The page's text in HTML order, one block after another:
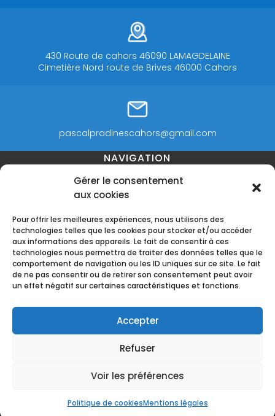
Gérer le consentement
aux cookies
Pour offrir les meilleures expériences, nous utilisons des
technologies telles que les cookies pour stocker et/ou accéder
aux informations des appareils. Le fait de consentir à ces
technologies nous permettra de traiter des données telles que le
comportement de navigation ou les ID uniques sur ce site. Le fait
de ne pas consentir ou de retirer son consentement peut avoir
un effet négatif sur certaines caractéristiques et fonctions.
Accepter
Refuser
Voir les préférences
Politique de cookiesMentions légales
430 Route de cahors 46090 LAMAGDELAINE
Cimetière Nord route de Brives 46000 Cahors
pascalpradinescahors@gmail.com
NAVIGATION
Accueil Contact
Secteurs
RÉALISATION
Recherches fréquentes
Obsèques à Pradines Obsèques à Arcambal
Obsèques à Lamagdelaine
Tous droits réservés